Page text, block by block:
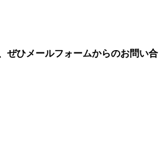
ぜひメールフォームからのお問い合